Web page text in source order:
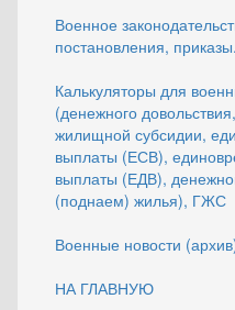
Военное
постановления,
Калькуляторы для
(денежного
жилищной субсидии,
выплаты (ЕСВ),
выплаты (ЕДВ),
(поднаем) жилья), ГЖС
Военные новости
НА ГЛАВНУЮ